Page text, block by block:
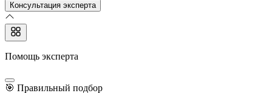
Консультация эксперта
Помощь эксперта
🎯 Правильный подбор